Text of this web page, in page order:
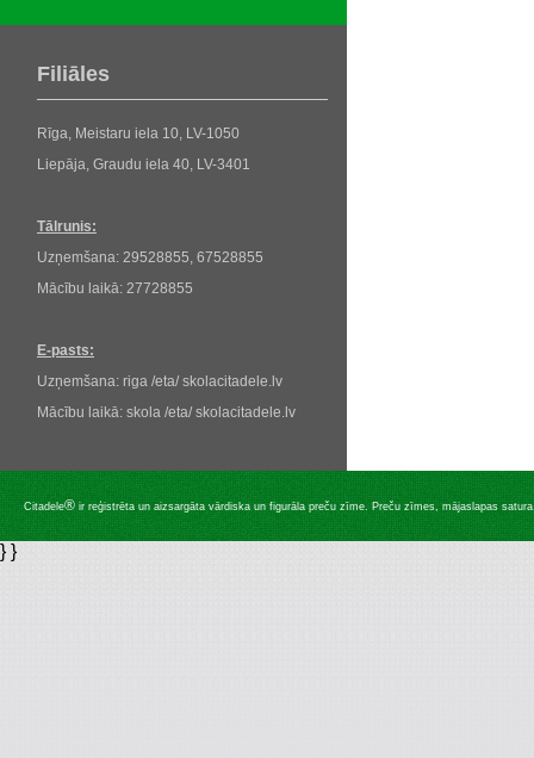
Filiāles
Rīga, Meistaru iela 10, LV-1050
Liepāja, Graudu iela 40, LV-3401
Tālrunis:
Uzņemšana: 29528855, 67528855
Mācību laikā: 27728855
E-pasts:
Uzņemšana: riga /eta/ skolacitadele.lv
Mācību laikā: skola /eta/ skolacitadele.lv
Citadele® ir reģistrēta un aizsargāta vārdiska un figurāla preču zīme. Preču zīmes, mājaslapas
} }